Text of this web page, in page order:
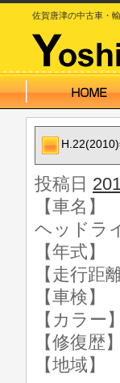
佐賀唐津の中古車・
投稿日
【車名
ヘッドラ
【年式
【走行
【車検
【カラ
【修復
【地域